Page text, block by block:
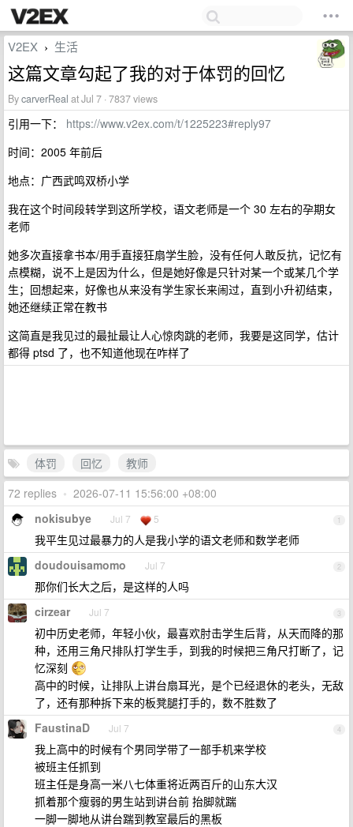
V2EX › 生活
这篇文章勾起了我的对于体罚的回忆
BycarverReal at Jul 7 · 7837 views
引用一下： https://www.v2ex.com/t/1225223#reply97
时间：2005 年前后
地点：广西武鸣双桥小学
我在这个时间段转学到这所学校，语文老师是一个 30 左右的孕期女
老师
她多次直接拿书本/用手直接狂扇学生脸，没有任何人敢反抗，记忆有
点模糊，说不上是因为什么，但是她好像是只针对某一个或某几个学
生；回想起来，好像也从来没有学生家长来闹过，直到小升初结束，
她还继续正常在教书
这简直是我见过的最扯最让人心惊肉跳的老师，我要是这同学，估计
都得 ptsd 了，也不知道他现在咋样了
体罚 回忆
教师
72 replies • 2026-07-11 15:56:00 +08:00
1
nokisubye Jul 7 5
我平生见过最暴力的人是我小学的语文老师和数学老师
2
doudouisamomo Jul 7
那你们长大之后，是这样的人吗
3
cirzear Jul 7
初中历史老师，年轻小伙，最喜欢肘击学生后背，从天而降的那
种，还用三角尺排队打学生手，到我的时候把三角尺打断了，记
忆深刻
高中的时候，让排队上讲台扇耳光，是个已经退休的老头，无敌
了，还有那种拆下来的板凳腿打手的，数不胜数了
4
FaustinaD Jul 7
我上高中的时候有个男同学带了一部手机来学校
被班主任抓到
班主任是身高一米八七体重将近两百斤的山东大汉
抓着那个瘦弱的男生站到讲台前 抬脚就踹
一脚一脚地从讲台踹到教室最后的黑板